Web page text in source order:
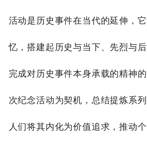
活动是历史事件在当代的延伸，
忆，搭建起历史与当下、先烈与
完成对历史事件本身承载的精神
次纪念活动为契机，总结提炼系
人们将其内化为价值追求，推动